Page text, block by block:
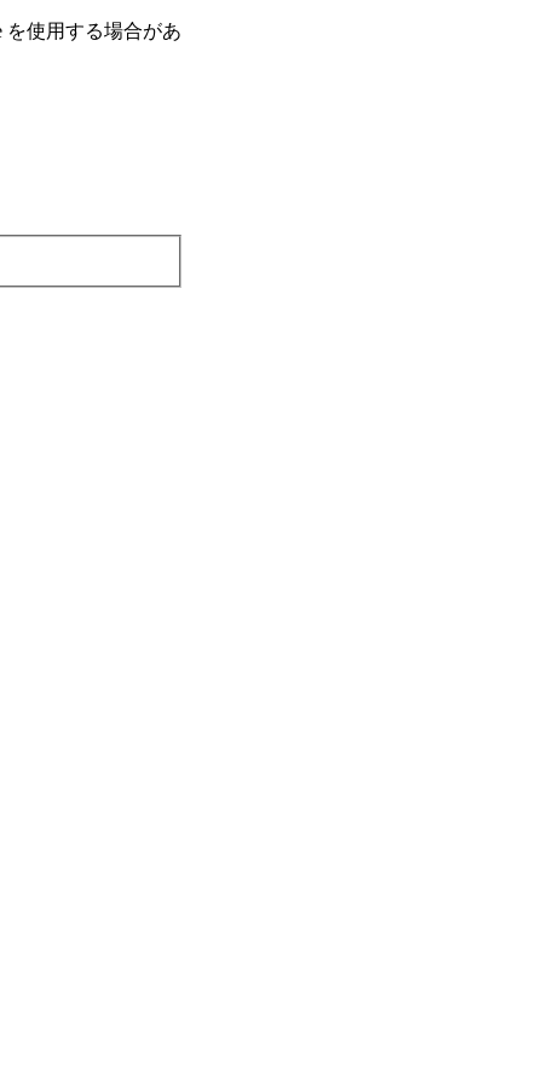
使⽤する場合があ